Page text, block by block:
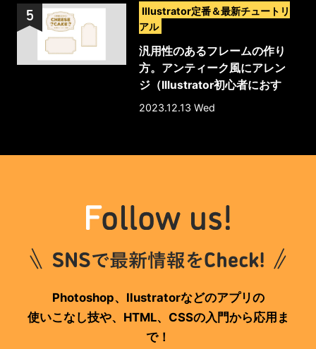
Illustrator定番＆最新チュートリ
アル
汎用性のあるフレームの作り
方。アンティーク風にアレン
ジ（Illustrator初心者におす
すめ）
2023.12.13 Wed
Photoshop、Ilustratorなどのアプリの
使いこなし技や、HTML、CSSの入門から応用ま
で！